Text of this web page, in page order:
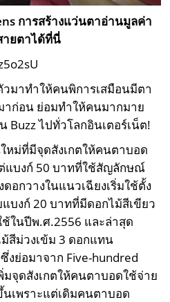
การสร้างแว่นตาอ่านมูลค่า
ายตาได้ที่นี่
มาทำให้คนพิการเสมือนมีตา
าก่อน ย่อมทำให้คนมากมาย
ไปทั่วโลกอินเตอร์เน็ต!
หม่ที่มีจุดสังเกตให้คนตาบอด
แบงก์ 50บาทที่ใช้สัญลักษณ์
อกวางในแนวเฉียงเริ่มใช้ตั้ง
บงก์20บาทที่มีดอกไม้สีเขียว
ช้ในปีพ.ศ.2556 และล่าสุด
สีม่วงเข้ม 3 ดอกแทน
ซึ่งย่อมาจาก Five-hundred
มจุดสังเกตให้คนตาบอดใช้จ่าย
นเพราะแต่เดิมคนตาบอด